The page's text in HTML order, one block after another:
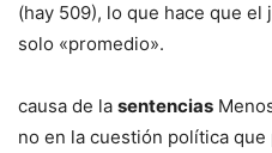
(hay 509), lo que hace que
solo «promedio».
causa de la sentencias
no en la cuestión política